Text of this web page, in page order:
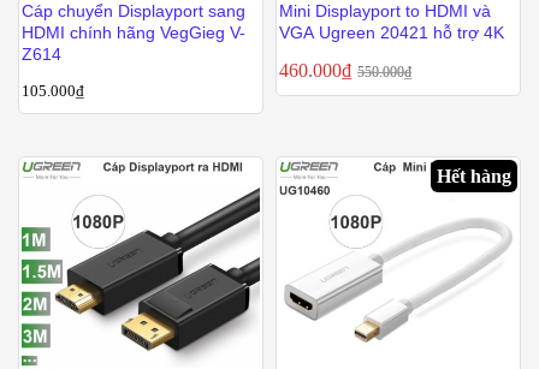
Cáp chuyển Displayport sang
HDMI chính hãng VegGieg V-
Z614
105.000₫
Mini Displayport to HDMI và
VGA Ugreen 20421 hỗ trợ 4K
460.000₫ 550.000₫
Hết hàng